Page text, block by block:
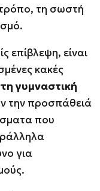
τη σωστή
επίβλεψη, είναι
κακές
γυμναστική
την προσπάθειά
που
για